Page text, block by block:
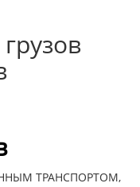
ТРАНСПОРТОМ,